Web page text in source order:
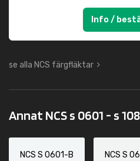
Info /
se alla NCS färgfläktar
Annat NCS s 0601 - s
NCS S 0601-B NCS S